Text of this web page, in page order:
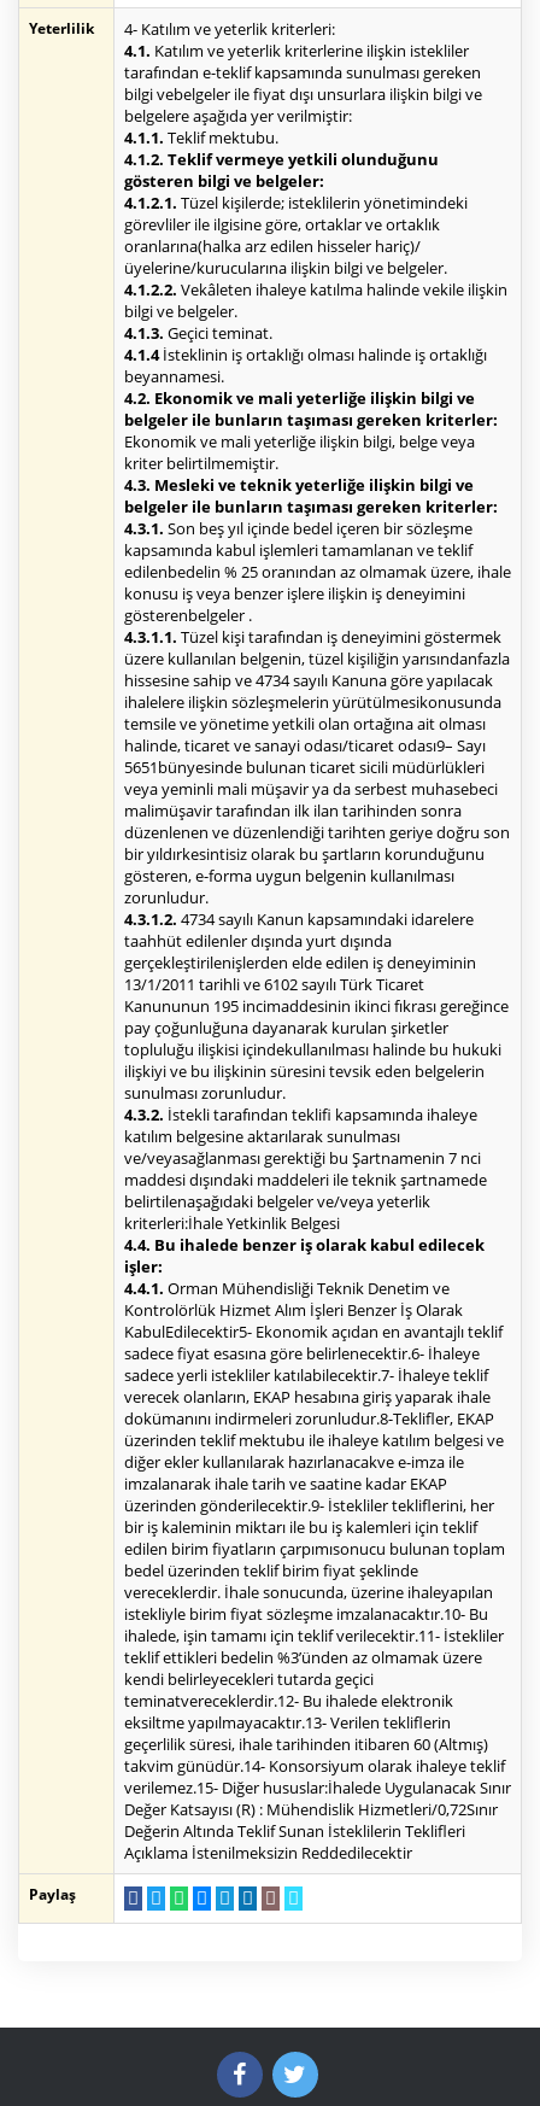
Yeterlilik
4- Katılım ve yeterlik kriterleri:
4.1. Katılım ve yeterlik kriterlerine ilişkin istekliler
tarafından e-teklif kapsamında sunulması gereken
bilgi vebelgeler ile fiyat dışı unsurlara ilişkin bilgi ve
belgelere aşağıda yer verilmiştir:
4.1.1. Teklif mektubu.
4.1.2. Teklif vermeye yetkili olunduğunu
gösteren bilgi ve belgeler:
4.1.2.1. Tüzel kişilerde; isteklilerin yönetimindeki
görevliler ile ilgisine göre, ortaklar ve ortaklık
oranlarına(halka arz edilen hisseler hariç)/
üyelerine/kurucularına ilişkin bilgi ve belgeler.
4.1.2.2. Vekâleten ihaleye katılma halinde vekile ilişkin
bilgi ve belgeler.
4.1.3. Geçici teminat.
4.1.4İsteklinin iş ortaklığı olması halinde iş ortaklığı
beyannamesi.
4.2. Ekonomik ve mali yeterliğe ilişkin bilgi ve
belgeler ile bunların taşıması gereken kriterler:
Ekonomik ve mali yeterliğe ilişkin bilgi, belge veya
kriter belirtilmemiştir.
4.3. Mesleki ve teknik yeterliğe ilişkin bilgi ve
belgeler ile bunların taşıması gereken kriterler:
4.3.1. Son beş yıl içinde bedel içeren bir sözleşme
kapsamında kabul işlemleri tamamlanan ve teklif
edilenbedelin % 25 oranından az olmamak üzere, ihale
konusu iş veya benzer işlere ilişkin iş deneyimini
gösterenbelgeler .
4.3.1.1. Tüzel kişi tarafından iş deneyimini göstermek
üzere kullanılan belgenin, tüzel kişiliğin yarısındanfazla
hissesine sahip ve 4734 sayılı Kanuna göre yapılacak
ihalelere ilişkin sözleşmelerin yürütülmesikonusunda
temsile ve yönetime yetkili olan ortağına ait olması
halinde, ticaret ve sanayi odası/ticaret odası9– Sayı
5651bünyesinde bulunan ticaret sicili müdürlükleri
veya yeminli mali müşavir ya da serbest muhasebeci
malimüşavir tarafından ilk ilan tarihinden sonra
düzenlenen ve düzenlendiği tarihten geriye doğru son
bir yıldırkesintisiz olarak bu şartların korunduğunu
gösteren, e-forma uygun belgenin kullanılması
zorunludur.
4.3.1.2. 4734 sayılı Kanun kapsamındaki idarelere
taahhüt edilenler dışında yurt dışında
gerçekleştirilenişlerden elde edilen iş deneyiminin
13/1/2011 tarihli ve 6102 sayılı Türk Ticaret
Kanununun 195 incimaddesinin ikinci fıkrası gereğince
pay çoğunluğuna dayanarak kurulan şirketler
topluluğu ilişkisi içindekullanılması halinde bu hukuki
ilişkiyi ve bu ilişkinin süresini tevsik eden belgelerin
sunulması zorunludur.
4.3.2. İstekli tarafından teklifi kapsamında ihaleye
katılım belgesine aktarılarak sunulması
ve/veyasağlanması gerektiği bu Şartnamenin 7 nci
maddesi dışındaki maddeleri ile teknik şartnamede
belirtilenaşağıdaki belgeler ve/veya yeterlik
kriterleri:İhale Yetkinlik Belgesi
4.4. Bu ihalede benzer iş olarak kabul edilecek
işler:
4.4.1. Orman Mühendisliği Teknik Denetim ve
Kontrolörlük Hizmet Alım İşleri Benzer İş Olarak
KabulEdilecektir5- Ekonomik açıdan en avantajlı teklif
sadece fiyat esasına göre belirlenecektir.6- İhaleye
sadece yerli istekliler katılabilecektir.7- İhaleye teklif
verecek olanların, EKAP hesabına giriş yaparak ihale
dokümanını indirmeleri zorunludur.8-Teklifler, EKAP
üzerinden teklif mektubu ile ihaleye katılım belgesi ve
diğer ekler kullanılarak hazırlanacakve e-imza ile
imzalanarak ihale tarih ve saatine kadar EKAP
üzerinden gönderilecektir.9- İstekliler tekliflerini, her
bir iş kaleminin miktarı ile bu iş kalemleri için teklif
edilen birim fiyatların çarpımısonucu bulunan toplam
bedel üzerinden teklif birim fiyat şeklinde
vereceklerdir. İhale sonucunda, üzerine ihaleyapılan
istekliyle birim fiyat sözleşme imzalanacaktır.10- Bu
ihalede, işin tamamı için teklif verilecektir.11- İstekliler
teklif ettikleri bedelin %3’ünden az olmamak üzere
kendi belirleyecekleri tutarda geçici
teminatvereceklerdir.12- Bu ihalede elektronik
eksiltme yapılmayacaktır.13- Verilen tekliflerin
geçerlilik süresi, ihale tarihinden itibaren 60 (Altmış)
takvim günüdür.14- Konsorsiyum olarak ihaleye teklif
verilemez.15- Diğer hususlar:İhalede Uygulanacak Sınır
Değer Katsayısı (R) : Mühendislik Hizmetleri/0,72Sınır
Değerin Altında Teklif Sunan İsteklilerin Teklifleri
Açıklama İstenilmeksizin Reddedilecektir
Paylaş